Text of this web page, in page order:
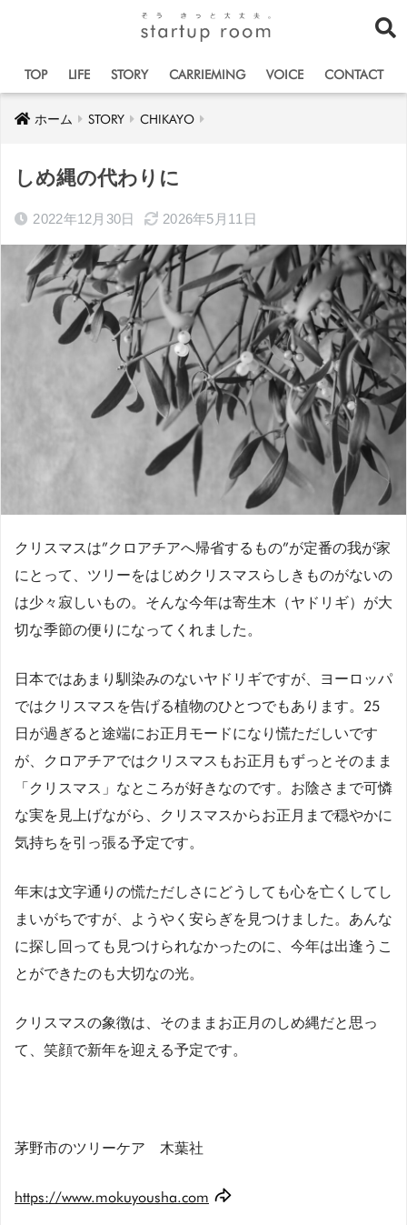
TOP LIFE STORY CARRIEMING VOICE CONTACT
ホーム STORY CHIKAYO
しめ縄の代わりに
2022年12月30日 2026年5月11日
クリスマスは”クロアチアへ帰省するもの”が定番の我が家
にとって、ツリーをはじめクリスマスらしきものがないの
は少々寂しいもの。そんな今年は寄生木（ヤドリギ）が大
切な季節の便りになってくれました。
日本ではあまり馴染みのないヤドリギですが、ヨーロッパ
ではクリスマスを告げる植物のひとつでもあります。25
日が過ぎると途端にお正月モードになり慌ただしいです
が、クロアチアではクリスマスもお正月もずっとそのまま
「クリスマス」なところが好きなのです。お陰さまで可憐
な実を見上げながら、クリスマスからお正月まで穏やかに
気持ちを引っ張る予定です。
年末は文字通りの慌ただしさにどうしても心を亡くしてし
まいがちですが、ようやく安らぎを見つけました。あんな
に探し回っても見つけられなかったのに、今年は出逢うこ
とができたのも大切なの光。
クリスマスの象徴は、そのままお正月のしめ縄だと思っ
て、笑顔で新年を迎える予定です。
茅野市のツリーケア 木葉社
https://www.mokuyousha.com